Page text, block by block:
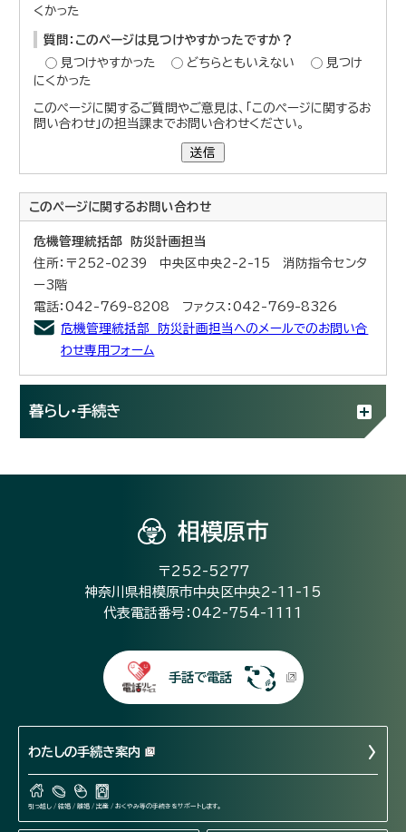
くかった
質問：このページは見つけやすかったですか？
見つけやすかった
どちらともいえない
見つけ
にくかった
このページに関するご質問やご意見は、「このページに関するお
問い合わせ」の担当課までお問い合わせください。
送信
このページに関するお問い合わせ
危機管理統括部 防災計画担当
住所：〒252-0239 中央区中央2-2-15 消防指令センタ
ー3階
電話：042-769-8208 ファクス：042-769-8326
危機管理統括部 防災計画担当へのメールでのお問い合
わせ専用フォーム
暮らし・手続き
相模原市
〒252-5277
神奈川県相模原市中央区中央2-11-15
代表電話番号：042-754-1111
手話で電話
わたしの手続き案内
引っ越し / 結婚 / 離婚 / 出産 / おくやみ等の手続きをサポートします。